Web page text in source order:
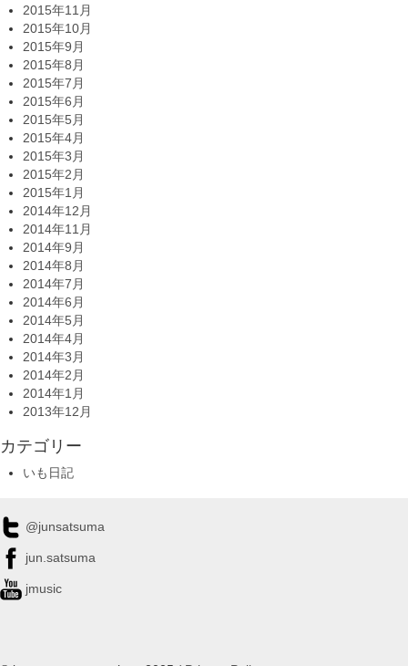
2015年11月
2015年10月
2015年9月
2015年8月
2015年7月
2015年6月
2015年5月
2015年4月
2015年3月
2015年2月
2015年1月
2014年12月
2014年11月
2014年9月
2014年8月
2014年7月
2014年6月
2014年5月
2014年4月
2014年3月
2014年2月
2014年1月
2013年12月
カテゴリー
いも日記
@junsatsuma
jun.satsuma
jmusic